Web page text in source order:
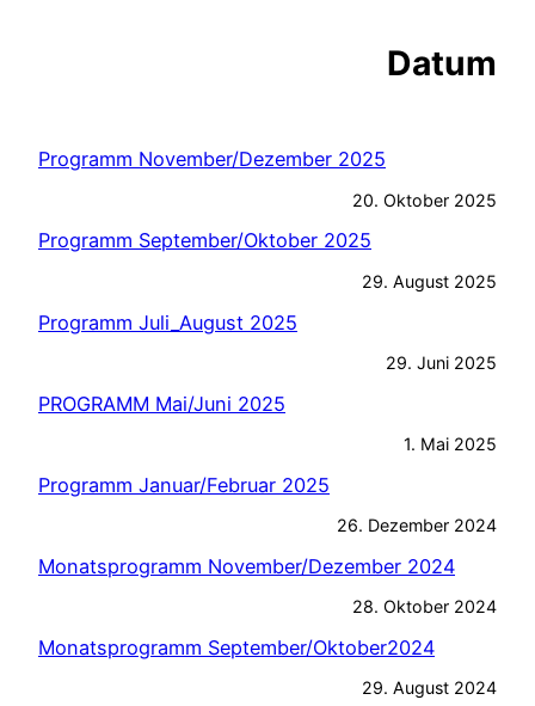
Datum
Programm November/Dezember 2025
20. Oktober 2025
Programm September/Oktober 2025
29. August 2025
Programm Juli_August 2025
29. Juni 2025
PROGRAMM Mai/Juni 2025
1. Mai 2025
Programm Januar/Februar 2025
26. Dezember 2024
Monatsprogramm November/Dezember 2024
28. Oktober 2024
Monatsprogramm September/Oktober2024
29. August 2024